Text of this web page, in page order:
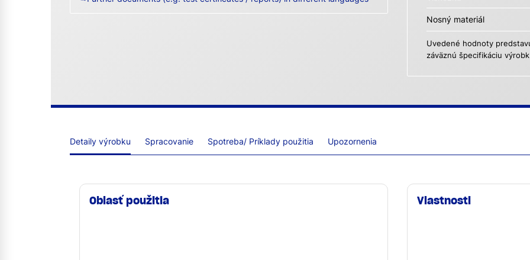
Nosný materiál
Uvedené hodnoty
záväznú špecifikáciu
Detaily výrobku Spracovanie Spotreba/ Príklady použitia Upozornenia
Oblasť použitia Vlastnosti